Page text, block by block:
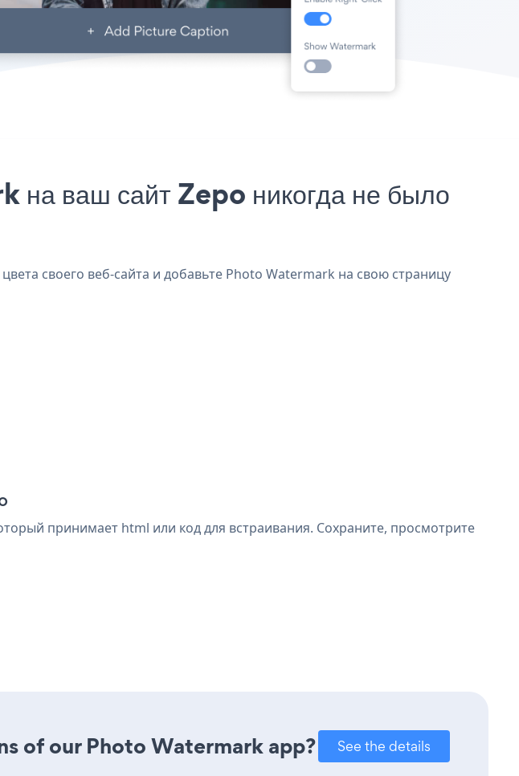
ваш сайт Zepo никогда не было
своего веб-сайта и добавьте Photo Watermark на свою страницу
принимает html или код для встраивания. Сохраните, просмотрите
of our Photo Watermark app? See the details